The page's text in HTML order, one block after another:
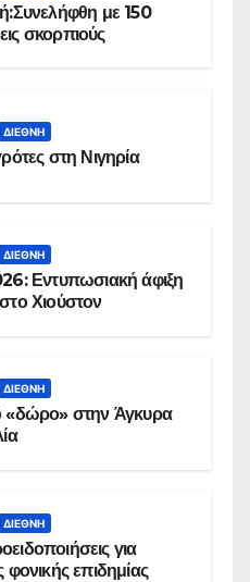
με 150
σκορπιούς
ΔΙΕΘΝΉ
στη Νιγηρία
ΔΙΕΘΝΉ
Εντυπωσιακή άφιξη
Χιούστον
ΔΙΕΘΝΉ
«δώρο» στην Άγκυρα
ΔΙΕΘΝΉ
για
φονικής επιδημίας